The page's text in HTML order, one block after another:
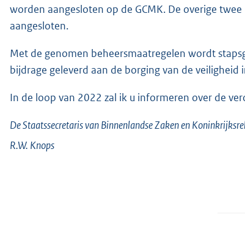
worden aangesloten op de GCMK. De overige
aangesloten.
Met de genomen beheersmaatregelen wordt
bijdrage geleverd aan de borging van de
In de loop van 2022 zal ik u informeren over de
De Staatssecretaris van Binnenlandse Zaken en
R.W. Knops